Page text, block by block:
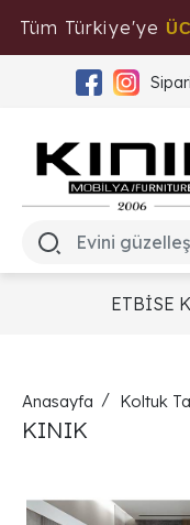
Tüm Türkiye'ye
ETBİSE
Anasayfa Koltuk
KINIK